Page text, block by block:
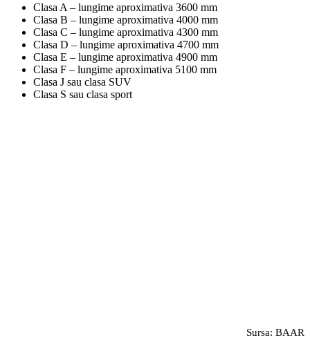
Clasa A – lungime aproximativa 3600 mm
Clasa B – lungime aproximativa 4000 mm
Clasa C – lungime aproximativa 4300 mm
Clasa D – lungime aproximativa 4700 mm
Clasa E – lungime aproximativa 4900 mm
Clasa F – lungime aproximativa 5100 mm
Clasa J sau clasa SUV
Clasa S sau clasa sport
Sursa: BAAR